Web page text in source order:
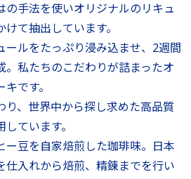
の手法を使いオリジナルのリキュ
て抽出しています。
ールをたっぷり浸み込ませ、2週間
。私たちのこだわりが詰まったオ
です。
り、世界中から探し求めた高品質
ています。
ー豆を自家焙煎した珈琲味。日本
仕入れから焙煎、精錬までを行い